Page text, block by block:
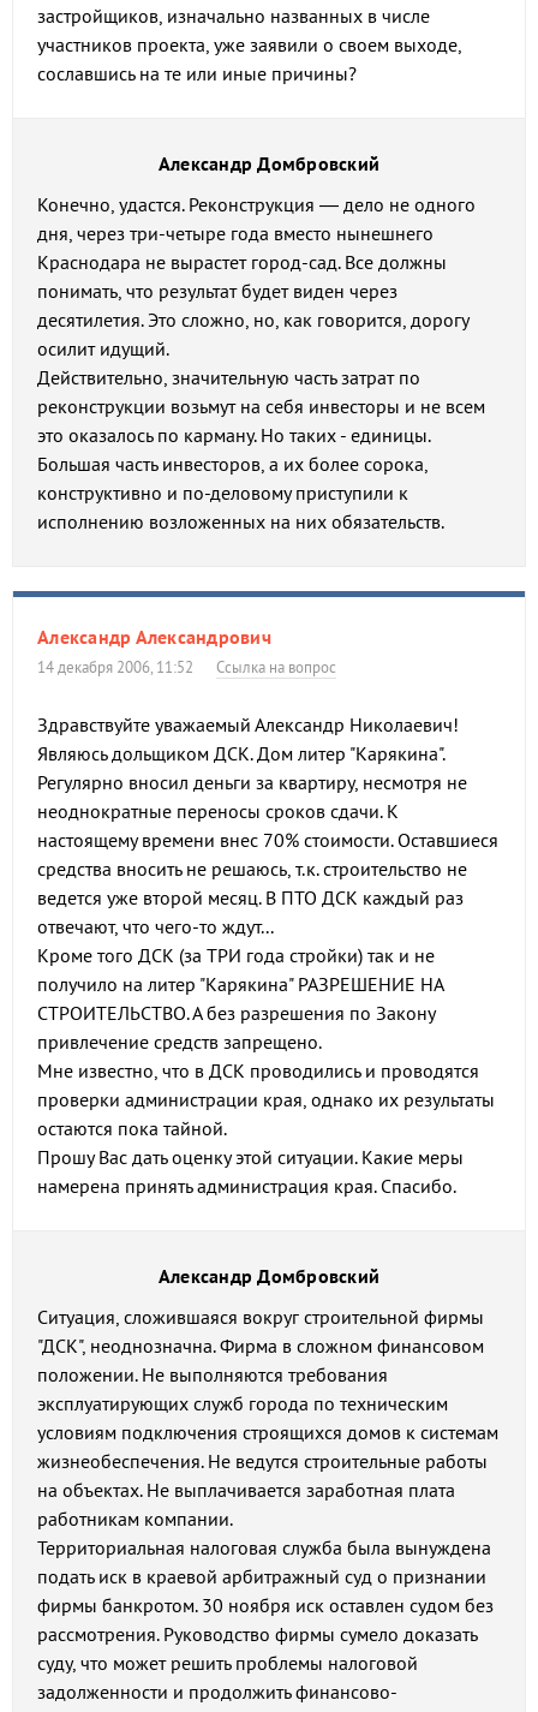
застройщиков, изначально названных в числе
участников проекта, уже заявили о своем выходе,
сославшись на те или иные причины?
Александр Домбровский
Конечно, удастся. Реконструкция — дело не одного
дня, через три-четыре года вместо нынешнего
Краснодара не вырастет город-сад. Все должны
понимать, что результат будет виден через
десятилетия. Это сложно, но, как говорится, дорогу
осилит идущий.
Действительно, значительную часть затрат по
реконструкции возьмут на себя инвесторы и не всем
это оказалось по карману. Но таких - единицы.
Большая часть инвесторов, а их более сорока,
конструктивно и по-деловому приступили к
исполнению возложенных на них обязательств.
Александр Александрович
14 декабря 2006, 11:52 Ссылка на вопрос
Здравствуйте уважаемый Александр Николаевич!
Являюсь дольщиком ДСК. Дом литер "Карякина".
Регулярно вносил деньги за квартиру, несмотря не
неоднократные переносы сроков сдачи. К
настоящему времени внес 70% стоимости. Оставшиеся
средства вносить не решаюсь, т.к. строительство не
ведется уже второй месяц. В ПТО ДСК каждый раз
отвечают, что чего-то ждут...
Кроме того ДСК (за ТРИ года стройки) так и не
получило на литер "Карякина" РАЗРЕШЕНИЕ НА
СТРОИТЕЛЬСТВО. А без разрешения по Закону
привлечение средств запрещено.
Мне известно, что в ДСК проводились и проводятся
проверки администрации края, однако их результаты
остаются пока тайной.
Прошу Вас дать оценку этой ситуации. Какие меры
намерена принять администрация края. Спасибо.
Александр Домбровский
Ситуация, сложившаяся вокруг строительной фирмы
"ДСК", неоднозначна. Фирма в сложном финансовом
положении. Не выполняются требования
эксплуатирующих служб города по техническим
условиям подключения строящихся домов к системам
жизнеобеспечения. Не ведутся строительные работы
на объектах. Не выплачивается заработная плата
работникам компании.
Территориальная налоговая служба была вынуждена
подать иск в краевой арбитражный суд о признании
фирмы банкротом. 30 ноября иск оставлен судом без
рассмотрения. Руководство фирмы сумело доказать
суду, что может решить проблемы налоговой
задолженности и продолжить финансово-